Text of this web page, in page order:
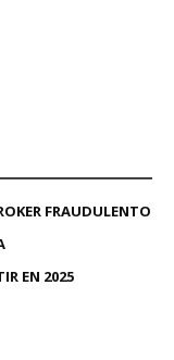
FRAUDULENTO
EN 2025